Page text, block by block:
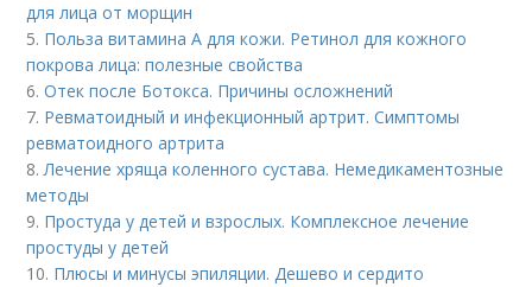
для лица от морщин
5. Польза витамина А для кожи. Ретинол для кожного
покрова лица: полезные свойства
6.Отек после Ботокса. Причины осложнений
7. Ревматоидный и инфекционный артрит. Симптомы
ревматоидного артрита
8.Лечение хряща коленного сустава. Немедикаментозные
методы
9. Простуда у детей и взрослых. Комплексное лечение
простуды у детей
10. Плюсы и минусы эпиляции. Дешево и сердито